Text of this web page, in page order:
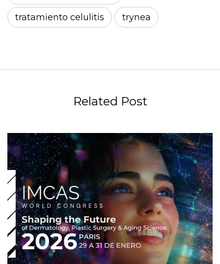
tratamiento celulitis trynea
Related Post